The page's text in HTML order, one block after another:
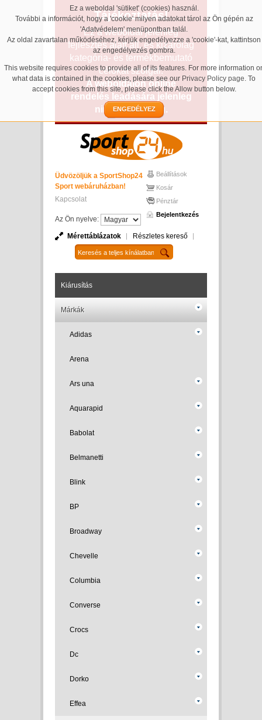
Ez a weboldal 'sütiket' (cookies) használ.
További a információt, hogy a 'cookie' milyen adatokat tárol az Ön gépén az
'Adatvédelem' menüpontban talál.
Az oldal zavartalan működéséhez, kérjük engedélyezze a 'cookie'-kat, kattintson
az engedélyezés gombra.
This website requires cookies to provide all of its features. For more information
what data is contained in the cookies, please see our Privacy Policy page. To
accept cookies from this site, please click the Allow button below.
ENGEDÉLYEZ
Tájékoztatás!
Ez a weboldal jelenleg
fejlesztés alatt áll, és kizárólag
kategória- és termékbemutató
célokat szolgál.
A weboldalon online
rendelés leadására jelenleg
nincs lehetőség.
Üdvözöljük a SportShop24
Sport webáruházban!
Kapcsolat
Az Ön nyelve:
Beállítások
Kosár
Pénztár
Bejelentkezés
Mérettáblázatok Részletes kereső
Kiárusítás
Márkák
Adidas
Arena
Ars una
Aquarapid
Babolat
Belmanetti
Blink
BP
Broadway
Chevelle
Columbia
Converse
Crocs
Dc
Dorko
Effea